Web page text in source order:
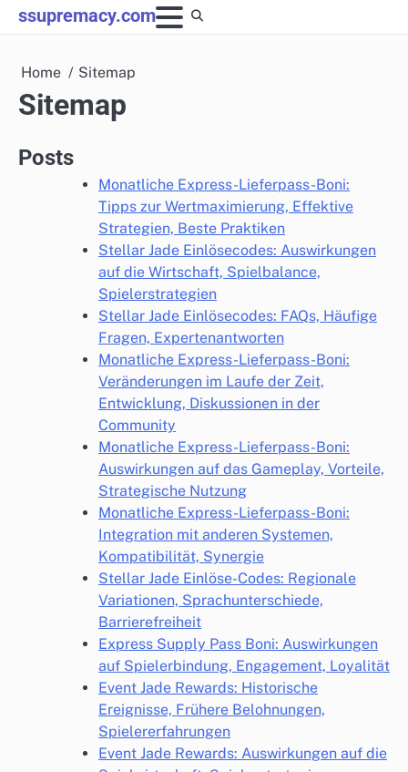
Skip
to
ssupremacy.com
Home Sitemap
Sitemap
Posts
Monatliche Express-Lieferpass-Boni:
Tipps zur Wertmaximierung, Effektive
Strategien, Beste Praktiken
Stellar Jade Einlösecodes: Auswirkungen
auf die Wirtschaft, Spielbalance,
Spielerstrategien
Stellar Jade Einlösecodes: FAQs, Häufige
Fragen, Expertenantworten
Monatliche Express-Lieferpass-Boni:
Veränderungen im Laufe der Zeit,
Entwicklung, Diskussionen in der
Community
Monatliche Express-Lieferpass-Boni:
Auswirkungen auf das Gameplay, Vorteile,
Strategische Nutzung
Monatliche Express-Lieferpass-Boni:
Integration mit anderen Systemen,
Kompatibilität, Synergie
Stellar Jade Einlöse-Codes: Regionale
Variationen, Sprachunterschiede,
Barrierefreiheit
Express Supply Pass Boni: Auswirkungen
auf Spielerbindung, Engagement, Loyalität
Event Jade Rewards: Historische
Ereignisse, Frühere Belohnungen,
Spielererfahrungen
Event Jade Rewards: Auswirkungen auf die